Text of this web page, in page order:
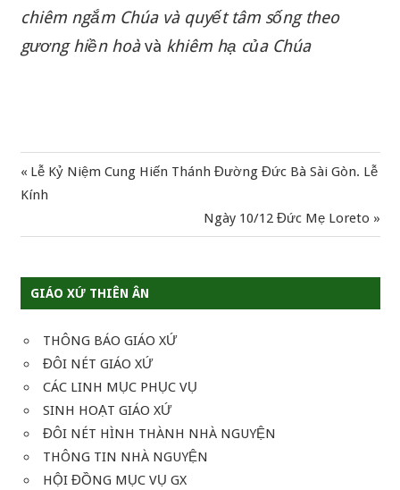
GIÁO XỨ THIÊN ÂN
THÔNG BÁO GIÁO XỨ
ĐÔI NÉT GIÁO XỨ
CÁC LINH MỤC PHỤC VỤ
SINH HOẠT GIÁO XỨ
ĐÔI NÉT HÌNH THÀNH NHÀ NGUYỆN
THÔNG TIN NHÀ NGUYỆN
HỘI ĐỒNG MỤC VỤ GX
chiêm ngắm Chúa và quyếttâm sống theo
gương hiền hoàvà khiêm hạ của Chúa
Điều
viết
Previous
Post:
Lễ Kỷ Niệm Cung Hiến Thánh Đường Đức Bà Sài Gòn. Lễ
Kính
Next
Post:
Ngày 10/12 Đức Mẹ Loreto